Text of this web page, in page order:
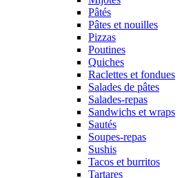
Pâtés
Pâtes et nouilles
Pizzas
Poutines
Quiches
Raclettes et fondues
Salades de pâtes
Salades-repas
Sandwichs et wraps
Sautés
Soupes-repas
Sushis
Tacos et burritos
Tartares